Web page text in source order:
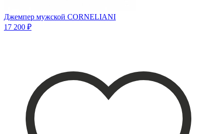
Джемпер мужской CORNELIANI
17 200 ₽